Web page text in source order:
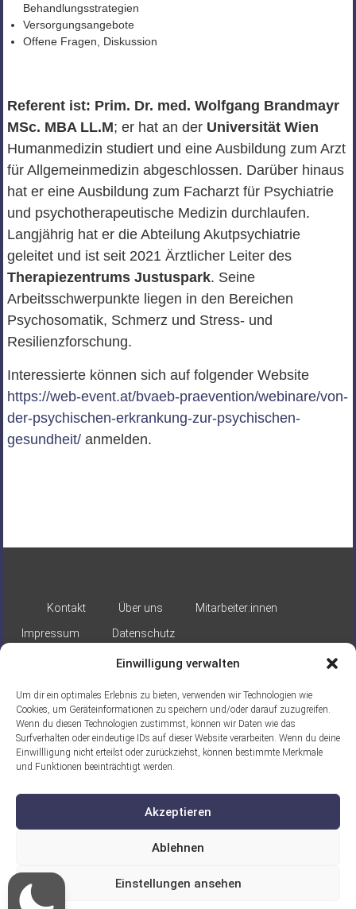
Einwilligung verwalten
Um dir ein optimales Erlebnis zu bieten, verwenden wir Technologien wie
Cookies, um Geräteinformationen zu speichern und/oder darauf zuzugreifen.
Wenn du diesen Technologien zustimmst, können wir Daten wie das
Surfverhalten oder eindeutige IDs auf dieser Website verarbeiten. Wenn du deine
Einwillligung nicht erteilst oder zurückziehst, können bestimmte Merkmale
und Funktionen beeinträchtigt werden.
Akzeptieren
Ablehnen
Einstellungen ansehen
Behandlungsstrategien
Versorgungsangebote
Offene Fragen, Diskussion
Referent ist: Prim. Dr. med. Wolfgang Brandmayr
MSc. MBA LL.M; er hat an der Universität Wien
Humanmedizin studiert und eine Ausbildung zum Arzt
für Allgemeinmedizin abgeschlossen. Darüber hinaus
hat er eine Ausbildung zum Facharzt für Psychiatrie
und psychotherapeutische Medizin durchlaufen.
Langjährig hat er die Abteilung Akutpsychiatrie
geleitet und ist seit 2021 Ärztlicher Leiter des
Therapiezentrums Justuspark. Seine
Arbeitsschwerpunkte liegen in den Bereichen
Psychosomatik, Schmerz und Stress- und
Resilienzforschung.
Interessierte können sich auf folgender Website
https://web-event.at/bvaeb-praevention/webinare/von-
der-psychischen-erkrankung-zur-psychischen-
gesundheit/ anmelden.
Kontakt Über uns
Mitarbeiter:innen
Impressum
Datenschutz
Gefördert durch:
Ein Projekt der ASB Seelische
Gesundheit gGmbH